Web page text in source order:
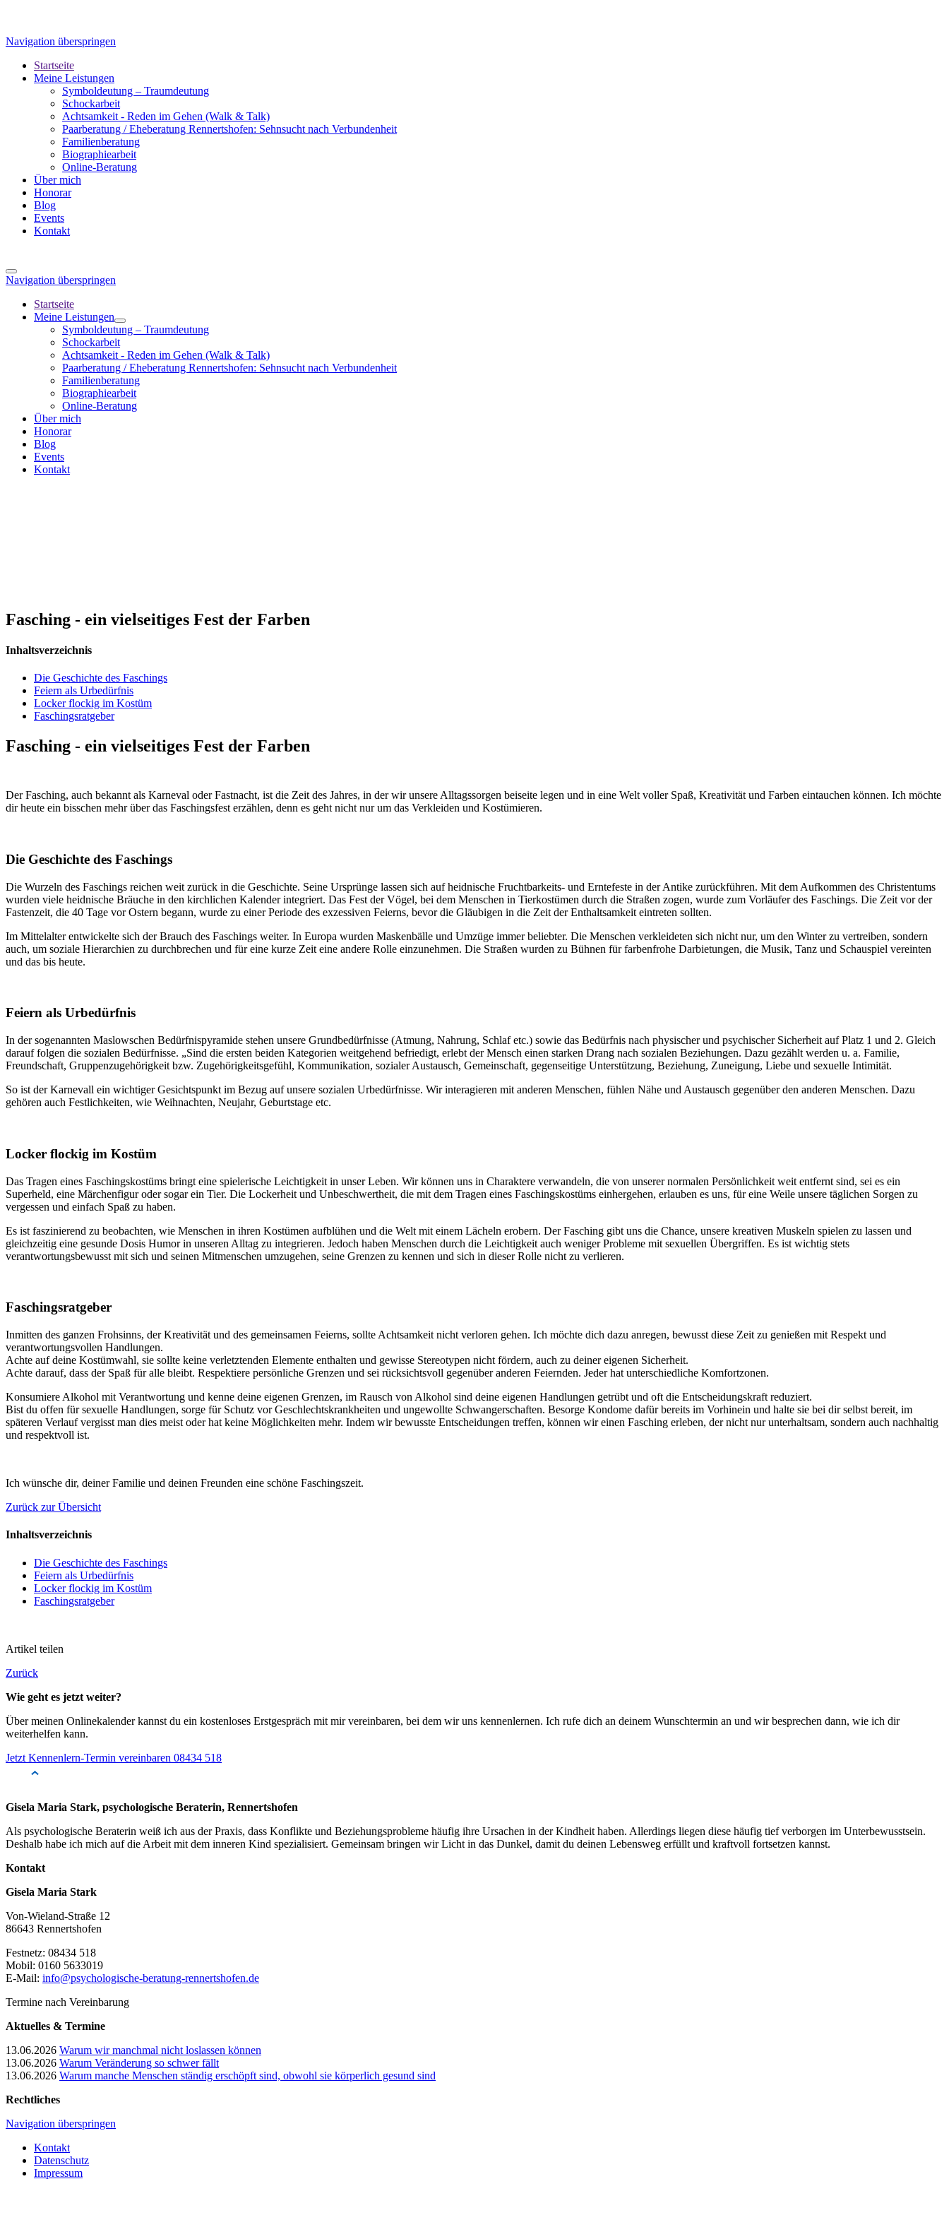
Navigation überspringen
Startseite
Meine Leistungen
Symboldeutung – Traumdeutung
Schockarbeit
Achtsamkeit - Reden im Gehen (Walk & Talk)
Paarberatung / Eheberatung Rennertshofen: Sehnsucht nach Verbundenheit
Familienberatung
Biographiearbeit
Online-Beratung
Über mich
Honorar
Blog
Events
Kontakt
Navigation überspringen
Startseite
Meine Leistungen
Symboldeutung – Traumdeutung
Schockarbeit
Achtsamkeit - Reden im Gehen (Walk & Talk)
Paarberatung / Eheberatung Rennertshofen: Sehnsucht nach Verbundenheit
Familienberatung
Biographiearbeit
Online-Beratung
Über mich
Honorar
Blog
Events
Kontakt
Fasching - ein vielseitiges Fest der Farben
Inhaltsverzeichnis
Die Geschichte des Faschings
Feiern als Urbedürfnis
Locker flockig im Kostüm
Faschingsratgeber
Fasching - ein vielseitiges Fest der Farben
Der Fasching, auch bekannt als Karneval oder Fastnacht, ist die Zeit des Jahres, in der wir unsere Alltagssorgen beiseite legen und in eine Welt voller Spaß, Kreativität und Farben eintauchen können. Ich möchte
dir heute ein bisschen mehr über das Faschingsfest erzählen, denn es geht nicht nur um das Verkleiden und Kostümieren.
Die Geschichte des Faschings
Die Wurzeln des Faschings reichen weit zurück in die Geschichte. Seine Ursprünge lassen sich auf heidnische Fruchtbarkeits- und Erntefeste in der Antike zurückführen. Mit dem Aufkommen des Christentums
wurden viele heidnische Bräuche in den kirchlichen Kalender integriert. Das Fest der Vögel, bei dem Menschen in Tierkostümen durch die Straßen zogen, wurde zum Vorläufer des Faschings. Die Zeit vor der
Fastenzeit, die 40 Tage vor Ostern begann, wurde zu einer Periode des exzessiven Feierns, bevor die Gläubigen in die Zeit der Enthaltsamkeit eintreten sollten.
Im Mittelalter entwickelte sich der Brauch des Faschings weiter. In Europa wurden Maskenbälle und Umzüge immer beliebter. Die Menschen verkleideten sich nicht nur, um den Winter zu vertreiben, sondern
auch, um soziale Hierarchien zu durchbrechen und für eine kurze Zeit eine andere Rolle einzunehmen. Die Straßen wurden zu Bühnen für farbenfrohe Darbietungen, die Musik, Tanz und Schauspiel vereinten
und das bis heute.
Feiern als Urbedürfnis
In der sogenannten Maslowschen Bedürfnispyramide stehen unsere Grundbedürfnisse (Atmung, Nahrung, Schlaf etc.) sowie das Bedürfnis nach physischer und psychischer Sicherheit auf Platz 1 und 2. Gleich
darauf folgen die sozialen Bedürfnisse. „Sind die ersten beiden Kategorien weitgehend befriedigt, erlebt der Mensch einen starken Drang nach sozialen Beziehungen. Dazu gezählt werden u. a. Familie,
Freundschaft, Gruppenzugehörigkeit bzw. Zugehörigkeitsgefühl, Kommunikation, sozialer Austausch, Gemeinschaft, gegenseitige Unterstützung, Beziehung, Zuneigung, Liebe und sexuelle Intimität.
So ist der Karnevall ein wichtiger Gesichtspunkt im Bezug auf unsere sozialen Urbedürfnisse. Wir interagieren mit anderen Menschen, fühlen Nähe und Austausch gegenüber den anderen Menschen. Dazu
gehören auch Festlichkeiten, wie Weihnachten, Neujahr, Geburtstage etc.
Locker flockig im Kostüm
Das Tragen eines Faschingskostüms bringt eine spielerische Leichtigkeit in unser Leben. Wir können uns in Charaktere verwandeln, die von unserer normalen Persönlichkeit weit entfernt sind, sei es ein
Superheld, eine Märchenfigur oder sogar ein Tier. Die Lockerheit und Unbeschwertheit, die mit dem Tragen eines Faschingskostüms einhergehen, erlauben es uns, für eine Weile unsere täglichen Sorgen zu
vergessen und einfach Spaß zu haben.
Es ist faszinierend zu beobachten, wie Menschen in ihren Kostümen aufblühen und die Welt mit einem Lächeln erobern. Der Fasching gibt uns die Chance, unsere kreativen Muskeln spielen zu lassen und
gleichzeitig eine gesunde Dosis Humor in unseren Alltag zu integrieren. Jedoch haben Menschen durch die Leichtigkeit auch weniger Probleme mit sexuellen Übergriffen. Es ist wichtig stets
verantwortungsbewusst mit sich und seinen Mitmenschen umzugehen, seine Grenzen zu kennen und sich in dieser Rolle nicht zu verlieren.
Faschingsratgeber
Inmitten des ganzen Frohsinns, der Kreativität und des gemeinsamen Feierns, sollte Achtsamkeit nicht verloren gehen. Ich möchte dich dazu anregen, bewusst diese Zeit zu genießen mit Respekt und
verantwortungsvollen Handlungen.
Achte auf deine Kostümwahl, sie sollte keine verletztenden Elemente enthalten und gewisse Stereotypen nicht fördern, auch zu deiner eigenen Sicherheit.
Achte darauf, dass der Spaß für alle bleibt. Respektiere persönliche Grenzen und sei rücksichtsvoll gegenüber anderen Feiernden. Jeder hat unterschiedliche Komfortzonen.
Konsumiere Alkohol mit Verantwortung und kenne deine eigenen Grenzen, im Rausch von Alkohol sind deine eigenen Handlungen getrübt und oft die Entscheidungskraft reduziert.
Bist du offen für sexuelle Handlungen, sorge für Schutz vor Geschlechtskrankheiten und ungewollte Schwangerschaften. Besorge Kondome dafür bereits im Vorhinein und halte sie bei dir selbst bereit, im
späteren Verlauf vergisst man dies meist oder hat keine Möglichkeiten mehr. Indem wir bewusste Entscheidungen treffen, können wir einen Fasching erleben, der nicht nur unterhaltsam, sondern auch nachhaltig
und respektvoll ist.
Ich wünsche dir, deiner Familie und deinen Freunden eine schöne Faschingszeit.
Zurück zur Übersicht
Inhaltsverzeichnis
Die Geschichte des Faschings
Feiern als Urbedürfnis
Locker flockig im Kostüm
Faschingsratgeber
Artikel teilen
Zurück
Wie geht es jetzt weiter?
Über meinen Onlinekalender kannst du ein kostenloses Erstgespräch mit mir vereinbaren, bei dem wir uns kennenlernen. Ich rufe dich an deinem Wunschtermin an und wir besprechen dann, wie ich dir
weiterhelfen kann.
Jetzt Kennenlern-Termin vereinbaren 08434 518
Gisela Maria Stark, psychologische Beraterin, Rennertshofen
Als psychologische Beraterin weiß ich aus der Praxis, dass Konflikte und Beziehungsprobleme häufig ihre Ursachen in der Kindheit haben. Allerdings liegen diese häufig tief verborgen im Unterbewusstsein.
Deshalb habe ich mich auf die Arbeit mit dem inneren Kind spezialisiert. Gemeinsam bringen wir Licht in das Dunkel, damit du deinen Lebensweg erfüllt und kraftvoll fortsetzen kannst.
Kontakt
Gisela Maria Stark
Von-Wieland-Straße 12
86643 Rennertshofen
Festnetz: 08434 518
Mobil: 0160 5633019
E-Mail: info@psychologische-beratung-rennertshofen.de
Termine nach Vereinbarung
Aktuelles & Termine
13.06.2026 Warum wir manchmal nicht loslassen können
13.06.2026 Warum Veränderung so schwer fällt
13.06.2026 Warum manche Menschen ständig erschöpft sind, obwohl sie körperlich gesund sind
Rechtliches
Navigation überspringen
Kontakt
Datenschutz
Impressum